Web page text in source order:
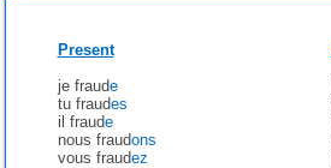
Present
je fraude
tu fraudes
il fraude
nous fraudons
vous fraudez